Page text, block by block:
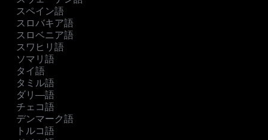
スペイン語
スロバキア語
スロベニア語
スワヒリ語
ソマリ語
タイ語
タミル語
ダリ―語
チェコ語
デンマーク語
トルコ語